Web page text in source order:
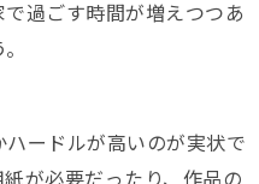
過ごす時間が増えつつあ
ードルが高いのが実状で